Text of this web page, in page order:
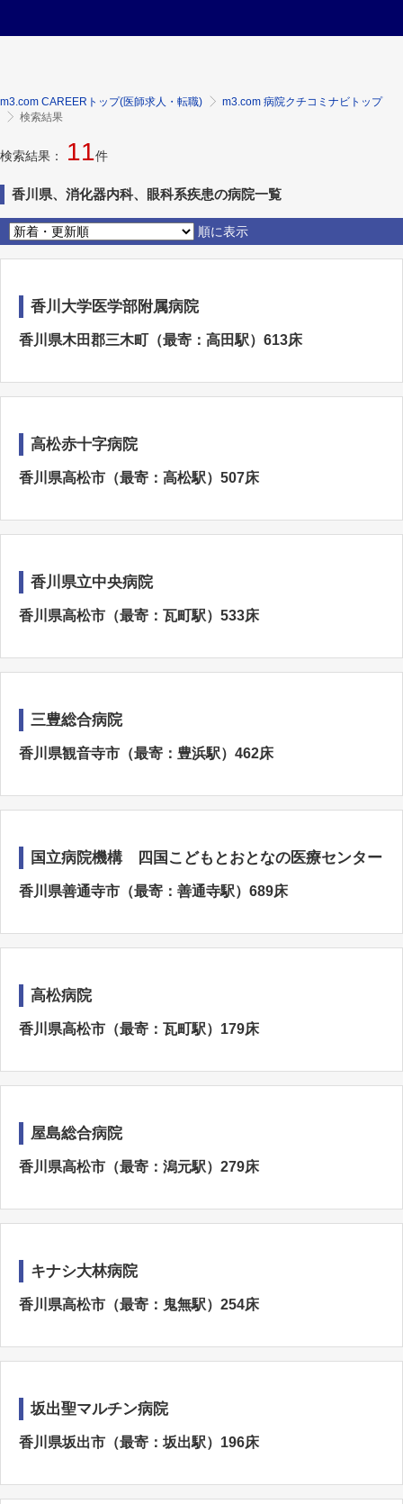
m3.com CAREERトップ(医師求人・転職)
m3.com 病院クチコミナビトップ
検索結果
検索結果： 11件
香川県、消化器内科、眼科系疾患の病院一覧
順に表示
香川大学医学部附属病院
香川県木田郡三木町（最寄：高田駅）613床
高松赤十字病院
香川県高松市（最寄：高松駅）507床
香川県立中央病院
香川県高松市（最寄：瓦町駅）533床
三豊総合病院
香川県観音寺市（最寄：豊浜駅）462床
国立病院機構 四国こどもとおとなの医療センター
香川県善通寺市（最寄：善通寺駅）689床
高松病院
香川県高松市（最寄：瓦町駅）179床
屋島総合病院
香川県高松市（最寄：潟元駅）279床
キナシ大林病院
香川県高松市（最寄：鬼無駅）254床
坂出聖マルチン病院
香川県坂出市（最寄：坂出駅）196床